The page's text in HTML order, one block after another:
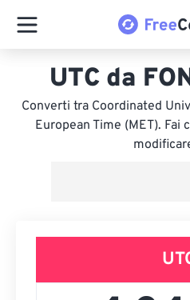
UTC da
Converti tra Coordinated
European Time (MET). Fai